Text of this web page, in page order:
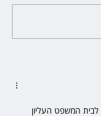
ניהלה קרב
יותר מחצי
המשפט העליון